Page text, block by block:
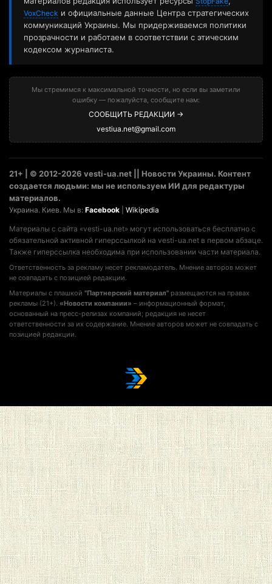
VoxCheck и официальные данные Центра стратегических
коммуникаций Украины. Мы придерживаемся политики
прозрачности и работаем в соответствии с этическим
кодексом журналиста.
Мы стремимся к максимальной точности, но если вы заметили
ошибку — пожалуйста, сообщите нам:
СООБЩИТЬ РЕДАКЦИИ →
vestiua.net@gmail.com
21+ | © 2012-2026 vesti-ua.net || Новости Украины. Контент
создается людьми: мы не используем ИИ для редактуры
материалов.
Украина. Киев. Мы в: Facebook Wikipedia
Материалы с сайта «vesti-ua.net» могут использоваться бесплатно с
обязательной активной гиперссылкой на vesti-ua.net в первом абзаце.
Также гиперссылка необходима при использовании части материала.
Ответственность за рекламу несет рекламодатель. Мнение авторов может
не совпадать с позицией редакции.
Материалы с плашкой "Партнерский материал" размещаются на правах
рекламы (21+). «Новости компании» – информационный формат,
основанный на пресс-релизах компаний; редакция не несет
ответственности за их содержание. Мнение авторов может не совпадать с
позицией редакции.